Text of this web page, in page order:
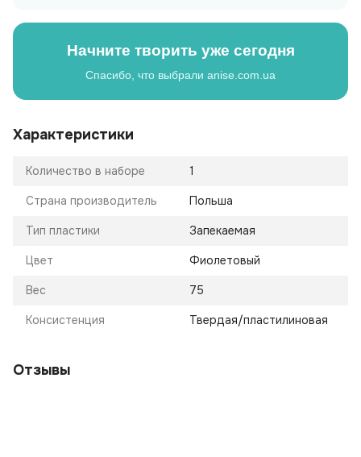
Начните творить уже сегодня
Спасибо, что выбрали anise.com.ua
Характеристики
Количество в наборе 1
Страна производитель Польша
Тип пластики Запекаемая
Цвет Фиолетовый
Вес 75
Консистенция Твердая/пластилиновая
Отзывы